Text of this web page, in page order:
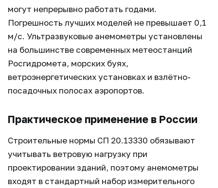
могут непрерывно работать годами.
Погрешность лучших моделей не превышает 0,1
м/с. Ультразвуковые анемометры установлены
на большинстве современных метеостанций
Росгидромета, морских буях,
ветроэнергетических установках и взлётно-
посадочных полосах аэропортов.
Практическое применение в России
Строительные нормы СП 20.13330 обязывают
учитывать ветровую нагрузку при
проектировании зданий, поэтому анемометры
входят в стандартный набор измерительного